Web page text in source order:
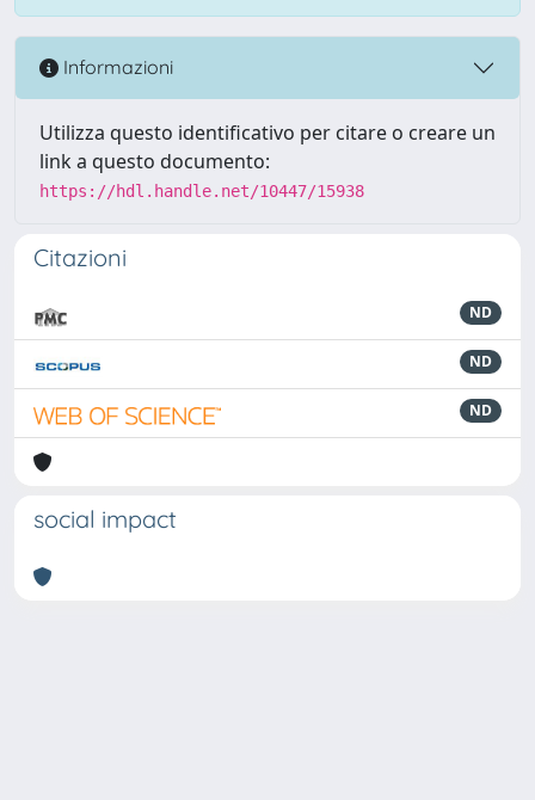
Informazioni
Utilizza questo identificativo per citare o creare un
link a questo documento:
https://hdl.handle.net/10447/15938
Citazioni
ND
ND
ND
social impact